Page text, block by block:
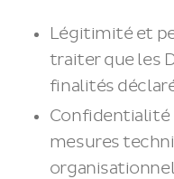
Légitimité et
traiter que les
finalités
Confidentialité
mesures